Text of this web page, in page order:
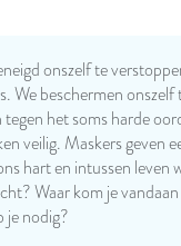
onszelf te
We beschermen
het soms harde
veilig. Maskers geven
hart en intussen leven
Waar kom je
je nodig?